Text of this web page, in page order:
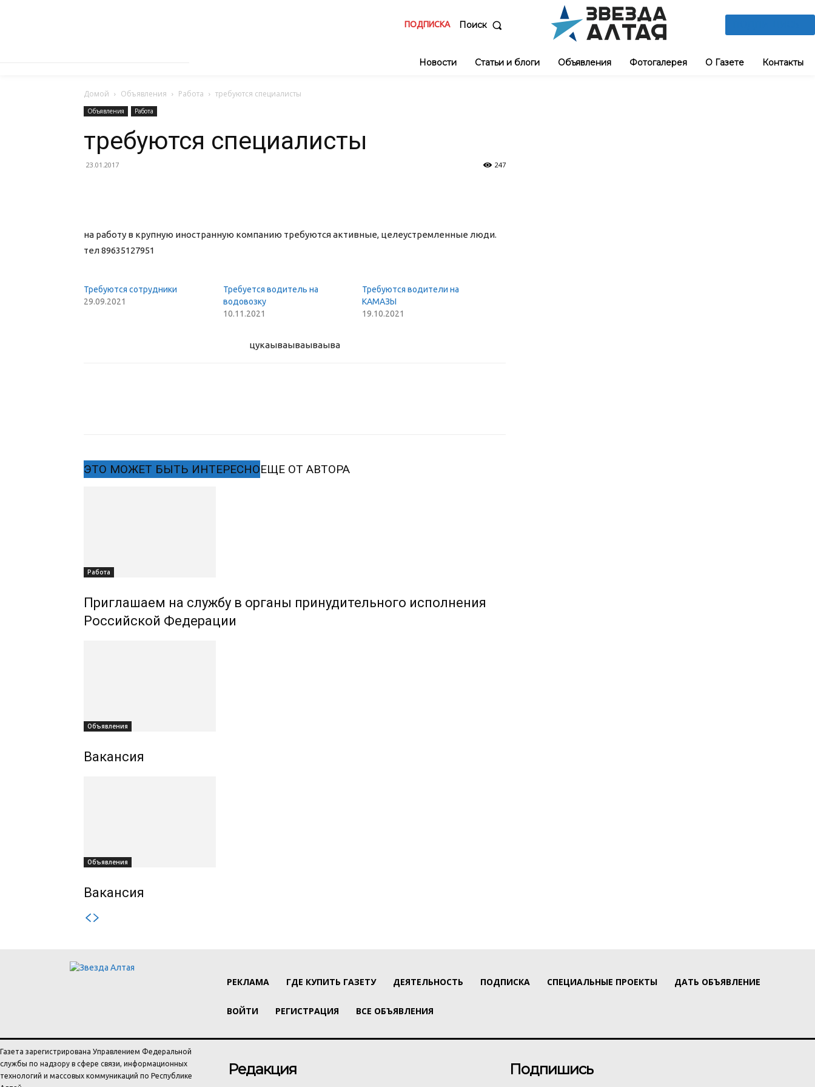
ПОДПИСКА Поиск
Новости Статьи и блоги Объявления Фотогалерея О Газете Контакты
Домой Объявления Работа требуются специалисты
Объявления Работа
требуются специалисты
23.01.2017 247
на работу в крупную иностранную компанию требуются активные, целеустремленные люди.
тел 89635127951
Требуются сотрудники
29.09.2021
Требуется водитель на
водовозку
10.11.2021
Требуются водители на
КАМАЗЫ
19.10.2021
цукаываываываыва
ЭТО МОЖЕТ БЫТЬ ИНТЕРЕСНОЕЩЕ ОТ АВТОРА
Работа
Приглашаем на службу в органы принудительного исполнения
Российской Федерации
Объявления
Вакансия
Объявления
Вакансия
РЕКЛАМА ГДЕ КУПИТЬ ГАЗЕТУ ДЕЯТЕЛЬНОСТЬ ПОДПИСКА СПЕЦИАЛЬНЫЕ ПРОЕКТЫ ДАТЬ ОБЪЯВЛЕНИЕ
ВОЙТИ РЕГИСТРАЦИЯ ВСЕ ОБЪЯВЛЕНИЯ
Газета зарегистрирована Управлением Федеральной
службы по надзору в сфере связи, информационных
технологий и массовых коммуникаций по Республике
Редакция Подпишись